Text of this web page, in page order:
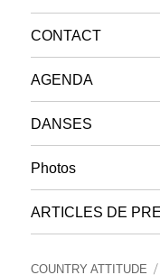
CONTACT
AGENDA
DANSES
Photos
ARTICLES DE
COUNTRY ATTITUDE